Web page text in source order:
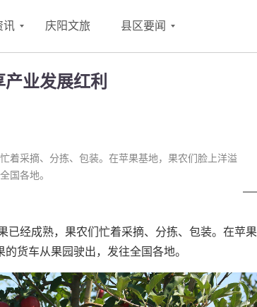
讯 庆阳文旅 县区要闻
业发展红利
着采摘、分拣、包装。在苹果基地，果农们脸上洋溢
国各地。
已经成熟，果农们忙着采摘、分拣、包装。在苹果
货车从果园驶出，发往全国各地。